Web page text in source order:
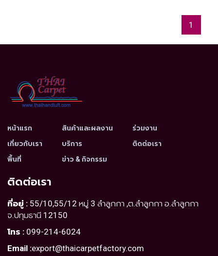
1
หน้าแรก
เกี่ยวกับเรา
พื้นที่
สินค้าและผลงาน
บริการ
ข่าว & กิจกรรม
ร่วมงาน
ติดต่อเรา
ติดต่อเรา
ที่อยู่ : 55/10,55/12 หมู่ 3 ลำลูกกา ,ต.ลำลูกกา อ.ลำลูกกา
จ.ปทุมธานี 12150
โทร : 099-214-6024
Email :export@thaicarpetfactory.com